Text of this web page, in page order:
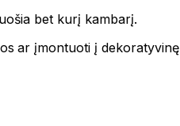
bet kurį kambarį.
ar įmontuoti į dekoratyvinę